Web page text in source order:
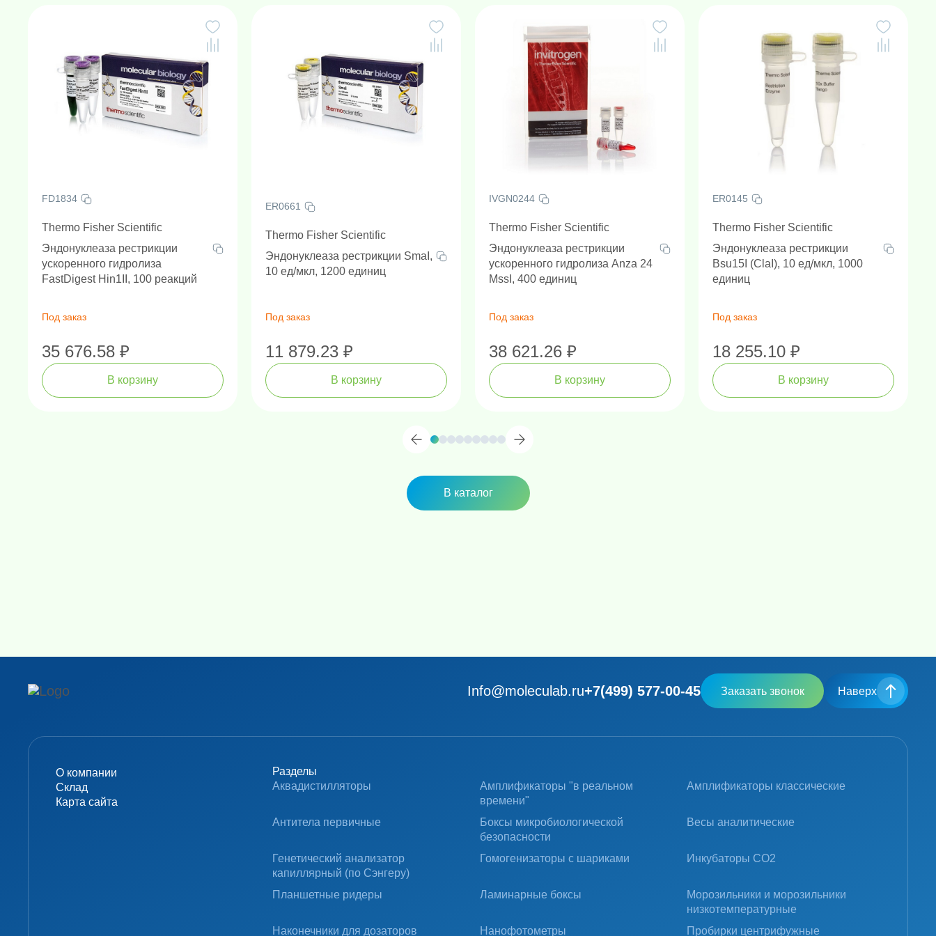
FD1834
Thermo Fisher Scientific
Эндонуклеаза рестрикции
ускоренного гидролиза
FastDigest Hin1II, 100 реакций
Под заказ
35 676.58 ₽
В корзину
ER0661
Thermo Fisher Scientific
Эндонуклеаза рестрикции SmaI,
10 ед/мкл, 1200 единиц
Под заказ
11 879.23 ₽
В корзину
IVGN0244
Thermo Fisher Scientific
Эндонуклеаза рестрикции
ускоренного гидролиза Anza 24
MssI, 400 единиц
Под заказ
38 621.26 ₽
В корзину
ER0145
Thermo Fisher Scientific
Эндонуклеаза рестрикции
Bsu15I (ClaI), 10 ед/мкл, 1000
единиц
Под заказ
18 255.10 ₽
В корзину
В каталог
Info@moleculab.ru+7(499) 577-00-45 Заказать звонок Наверх
О компании
Склад
Карта сайта
Разделы
Аквадистилляторы
Амплификаторы "в реальном
времени"
Амплификаторы классические
Антитела первичные
Боксы микробиологической
безопасности
Весы аналитические
Генетический анализатор
капиллярный (по Сэнгеру)
Гомогенизаторы с шариками Инкубаторы CO2
Планшетные ридеры Ламинарные боксы
Морозильники и морозильники
низкотемпературные
Наконечники для дозаторов
Нанофотометры Пробирки центрифужные